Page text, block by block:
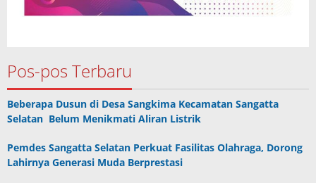
Pos-pos Terbaru
Beberapa Dusun di Desa Sangkima Kecamatan Sangatta
Selatan Belum Menikmati Aliran Listrik
Pemdes Sangatta Selatan Perkuat Fasilitas Olahraga, Dorong
Lahirnya Generasi Muda Berprestasi